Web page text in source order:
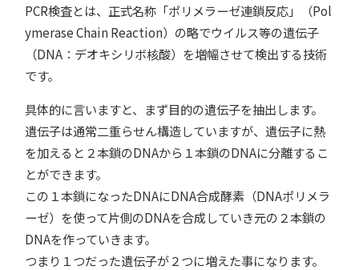
PCR検査とは、正式名称「ポリメラーゼ連鎖反応」（Pol
ymerase Chain Reaction）の略でウイルス等の遺伝子
（DNA：デオキシリボ核酸）を増幅させて検出する技術
です。
具体的に言いますと、まず目的の遺伝子を抽出します。
遺伝子は通常二重らせん構造していますが、遺伝子に熱
を加えると２本鎖のDNAから１本鎖のDNAに分離するこ
とができます。
この１本鎖になったDNAにDNA合成酵素（DNAポリメラ
ーゼ）を使って片側のDNAを合成していき元の２本鎖の
DNAを作っていきます。
つまり１つだった遺伝子が２つに増えた事になります。